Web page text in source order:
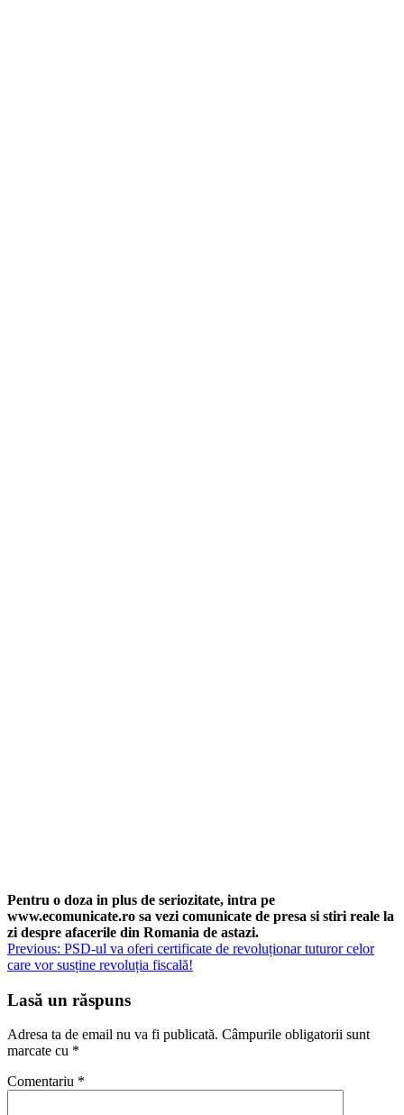
Pentru o doza in plus de seriozitate, intra pe
www.ecomunicate.ro sa vezi comunicate de presa si stiri reale la
zi despre afacerile din Romania de astazi.
Navigare
în
articole
Previous: PSD-ul va oferi certificate de revoluționar tuturor celor
care vor susține revoluția fiscală!
Lasă un răspuns
Adresa ta de email nu va fi publicată. Câmpurile obligatorii sunt
marcate cu *
Comentariu *